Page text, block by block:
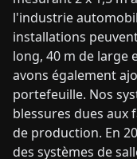
l'industrie
installations
long, 40 m de large
avons également
portefeuille. Nos
blessures dues aux
de production. En
des systèmes de